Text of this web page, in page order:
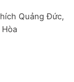
Quảng Đức,